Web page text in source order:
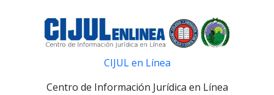
CIJUL en Línea
Centro de Información Jurídica en Línea